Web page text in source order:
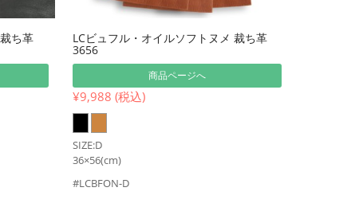
ち革 LCビュフル・オイルソフトヌメ 裁ち革
3656
商品ページへ
¥9,988 (税込)
SIZE:D
36×56(cm)
#LCBFON-D